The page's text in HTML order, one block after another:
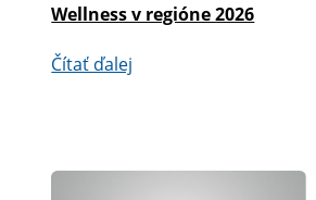
Wellness v regióne 2026
Čítať ďalej